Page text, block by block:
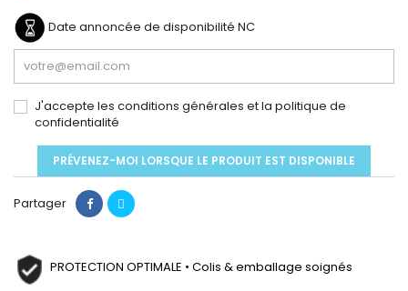
Date annoncée de disponibilité NC
J'accepte les conditions générales et la politique de
confidentialité
PRÉVENEZ-MOI LORSQUE LE PRODUIT EST DISPONIBLE
Partager
PROTECTION OPTIMALE • Colis & emballage soignés